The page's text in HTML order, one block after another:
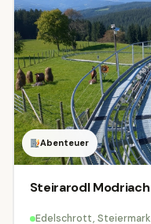
Abenteuer
Steirarodl Modriach
Edelschrott, Steiermark